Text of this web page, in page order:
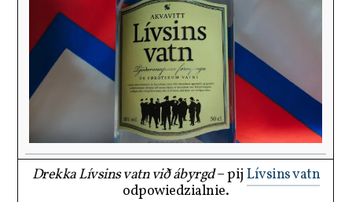
Drekka Lívsins vatn við ábyrgd– pijLívsins vatn
odpowiedzialnie.